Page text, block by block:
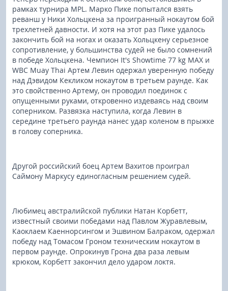
рамках турнира МPL. Марко Пике попытался взять
реванш у Ники Хольцкена за проигранный нокаутом бой
трехлетней давности. И хотя на этот раз Пике удалось
закончить бой на ногах и оказать Хольцкену серьезное
сопротивление, у большинства судей не было сомнений
в победе Хольцкена. Чемпион It's Showtime 77 kg MAX и
WBC Muay Thai Артем Левин одержал уверенную победу
над Дэвидом Кекликом нокаутом в третьем раунде. Как
это свойственно Артему, он проводил поединок с
опущенными руками, откровенно издеваясь над своим
соперником. Развязка наступила, когда Левин в
середине третьего раунда нанес удар коленом в прыжке
в голову соперника.
Другой российский боец Артем Вахитов проиграл
Саймону Маркусу единогласным решением судей.
Любимец австралийской публики Натан Корбетт,
известный своими победами над Павлом Журавлевым,
Каоклаем Каеннорсингом и Эшвином Балраком, одержал
победу над Томасом Гроном техническим нокаутом в
первом раунде. Опрокинув Грона два раза левым
крюком, Корбетт закончил дело ударом локтя.